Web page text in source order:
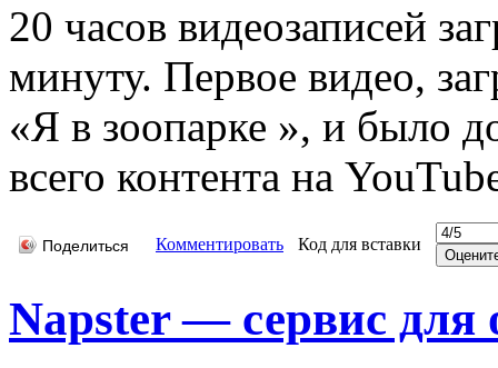
20 часов видеозаписей
минуту. Первое видео,
«Я в зоопарке », и было
всего контента на
Поделиться Комментировать Код для вставки
Napster — сервис для